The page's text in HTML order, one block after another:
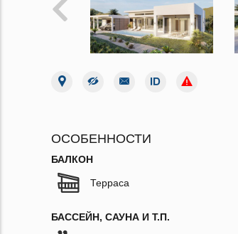
ОСОБЕННОСТИ
БАЛКОН
Терраса
БАССЕЙН, САУНА И Т.П.